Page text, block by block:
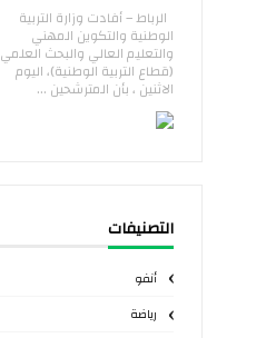
الرباط – أفادت وزارة التربية
الوطنية والتكوين المهني
والتعليم العالي والبحث العلمي
(قطاع التربية الوطنية)، اليوم
الاثنين ، بأن المترشحين ...
التصنيفات
أنفو
رياضة